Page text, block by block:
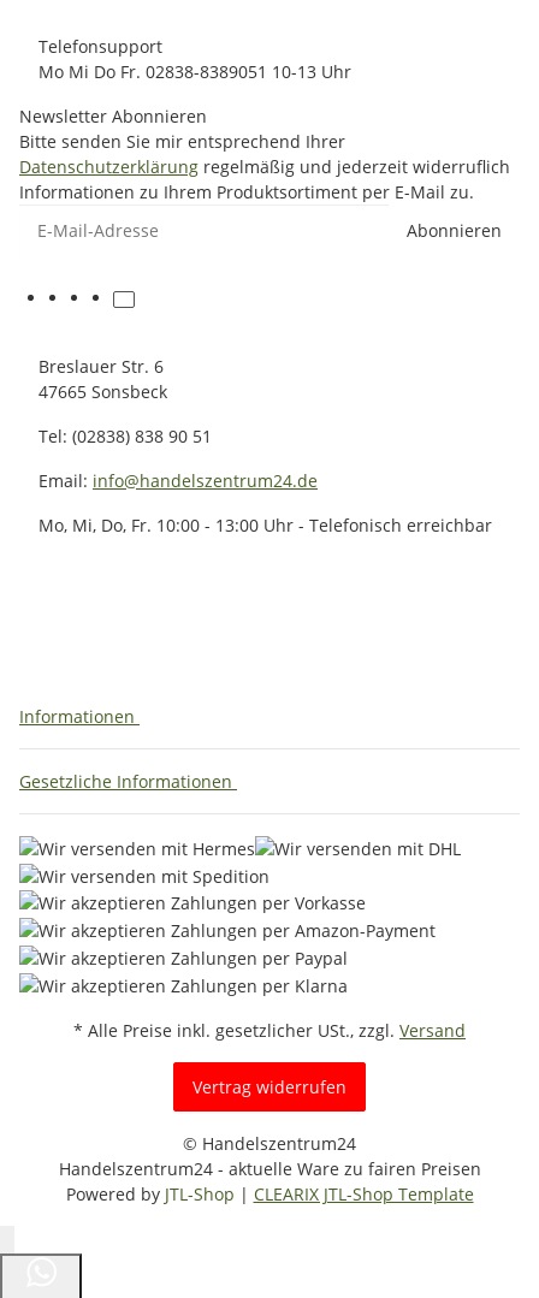
Telefonsupport
Mo Mi Do Fr. 02838-8389051 10-13 Uhr
Newsletter Abonnieren
Bitte senden Sie mir entsprechend Ihrer
Datenschutzerklärung regelmäßig und jederzeit widerruflich
Informationen zu Ihrem Produktsortiment per E-Mail zu.
Abonnieren
Breslauer Str. 6
47665 Sonsbeck
Tel: (02838) 838 90 51
Email: info@handelszentrum24.de
Mo, Mi, Do, Fr. 10:00 - 13:00 Uhr - Telefonisch erreichbar
Informationen
Gesetzliche Informationen
* Alle Preise inkl. gesetzlicher USt., zzgl. Versand
Vertrag widerrufen
© Handelszentrum24
Handelszentrum24 - aktuelle Ware zu fairen Preisen
Powered by JTL-Shop | CLEARIX JTL-Shop Template